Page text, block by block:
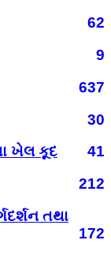
62
9
637
30
ખેલ કૂદ
41
212
તથા
172